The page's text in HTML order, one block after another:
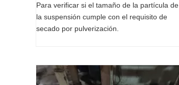
Para verificar si el tamaño de la partícula de
la suspensión cumple con el requisito de
secado por pulverización.